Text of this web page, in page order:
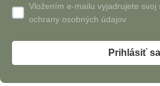
Vložením e-mailu vyjadrujete svoj
ochrany osobných údajov